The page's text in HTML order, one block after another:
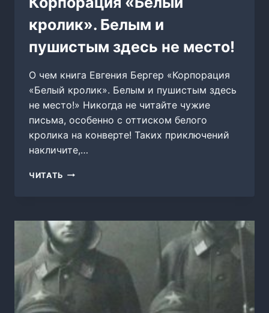
кролик». Белым и
пушистым здесь не место!
О чем книга Евгения Бергер «Корпорация
«Белый кролик». Белым и пушистым здесь
не место!» Никогда не читайте чужие
письма, особенно с оттиском белого
кролика на конверте! Таких приключений
накличите,…
ЧИТАТЬ КОРПОРАЦИЯ
И
ПУШИСТЫМ
ЗДЕСЬ
МЕСТО!